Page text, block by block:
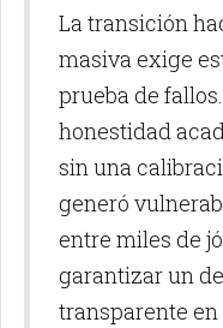
La transición
masiva exige
prueba de
honestidad
sin una
generó
entre miles de
garantizar un
transparente